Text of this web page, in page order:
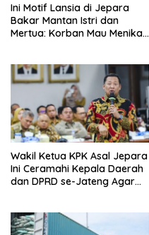
Ini Motif Lansia di Jepara
Bakar Mantan Istri dan
Mertua: Korban Mau Menikah
Wakil Ketua KPK Asal Jepara
Ini Ceramahi Kepala Daerah
dan DPRD se-Jateng Agar